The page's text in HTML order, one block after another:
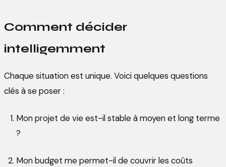
Comment décider
intelligemment
Chaque situation est unique. Voici quelques questions
clés à se poser :
Mon projet de vie est-il stable à moyen et long terme
?
Mon budget me permet-il de couvrir les coûts